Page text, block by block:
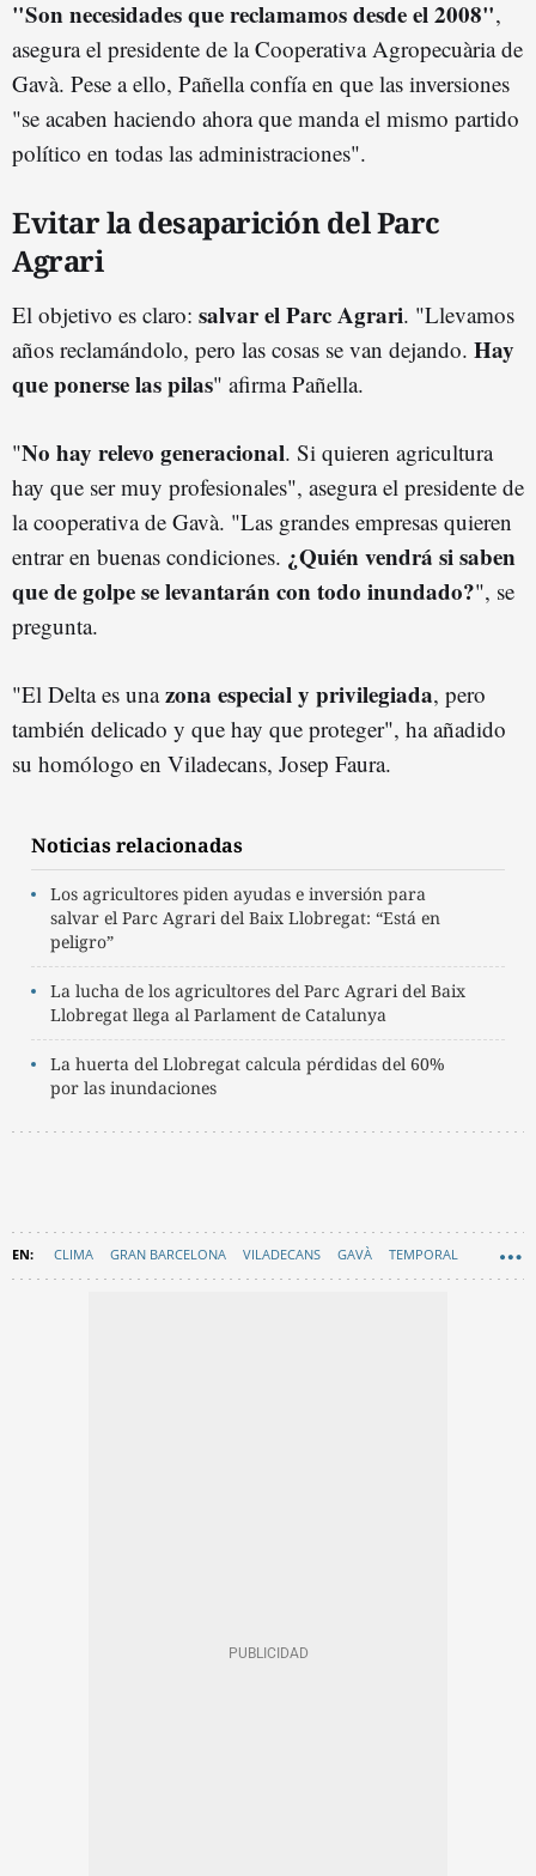
"Son necesidades que reclamamos desde el 2008",
asegura el presidente de la Cooperativa Agropecuària de
Gavà. Pese a ello, Pañella confía en que las inversiones
"se acaben haciendo ahora que manda el mismo partido
político en todas las administraciones".
Evitar la desaparición del Parc
Agrari
El objetivo es claro: salvar el Parc Agrari. "Llevamos
años reclamándolo, pero las cosas se van dejando. Hay
que ponerse las pilas" afirma Pañella.
"No hay relevo generacional. Si quieren agricultura
hay que ser muy profesionales", asegura el presidente de
la cooperativa de Gavà. "Las grandes empresas quieren
entrar en buenas condiciones. ¿Quién vendrá si saben
que de golpe se levantarán con todo inundado?", se
pregunta.
"El Delta es unazona especial y privilegiada, pero
también delicado y que hay que proteger", ha añadido
su homólogo en Viladecans, Josep Faura.
Noticias relacionadas
Los agricultores piden ayudas e inversión para
salvar el Parc Agrari del Baix Llobregat: “Está en
peligro”
La lucha de los agricultores del Parc Agrari del Baix
Llobregat llega al Parlament de Catalunya
La huerta del Llobregat calcula pérdidas del 60%
por las inundaciones
CLIMA GRAN BARCELONA VILADECANS GAVÀ TEMPORAL